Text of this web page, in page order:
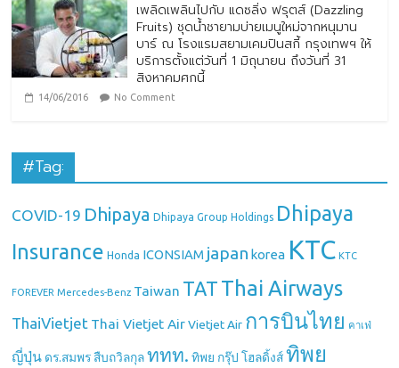
เพลิดเพลินไปกับ แดซลิ่ง ฟรุตส์ (Dazzling
Fruits) ชุดน้ำชายามบ่ายเมนูใหม่จากหนุมาน
บาร์ ณ โรงแรมสยามเคมปินสกี้ กรุงเทพฯ ให้
บริการตั้งแต่วันที่ 1 มิถุนายน ถึงวันที่ 31
สิงหาคมศกนี้
14/06/2016 No Comment
#Tag:
COVID-19 Dhipaya Dhipaya Group Holdings Dhipaya
Insurance Honda ICONSIAM japan korea KTC KTC
FOREVER Mercedes-Benz Taiwan TAT Thai Airways
ThaiVietjet Thai Vietjet Air Vietjet Air การบินไทย คาเฟ่
ญี่ปุ่น ดร.สมพร สืบถวิลกุล ททท. ทิพย กรุ๊ป โฮลดิ้งส์ ทิพย